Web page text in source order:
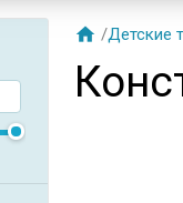
 /Детские